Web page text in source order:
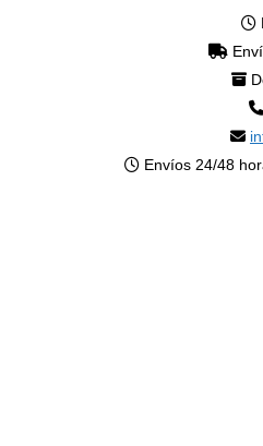
Envíos 24/48